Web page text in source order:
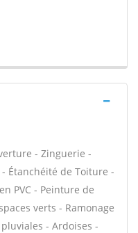
- Zinguerie -
Étanchéité de Toiture -
PVC - Peinture de
verts - Ramonage
- Ardoises -